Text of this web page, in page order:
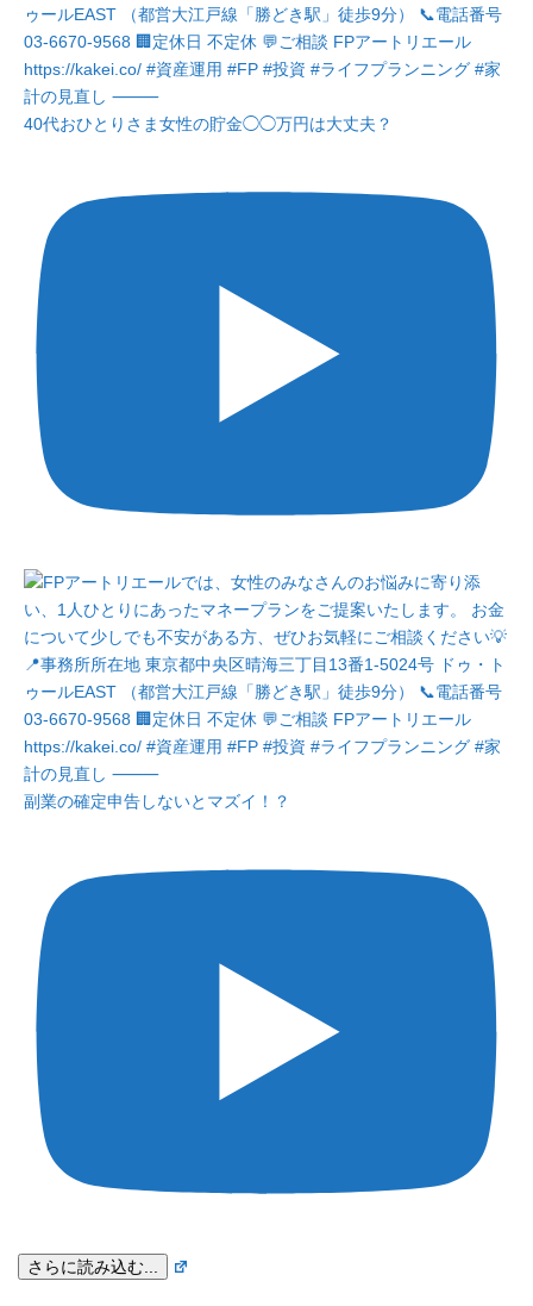
40代おひとりさま女性の貯金◯◯万円は大丈夫？
副業の確定申告しないとマズイ！？
さらに読み込む...